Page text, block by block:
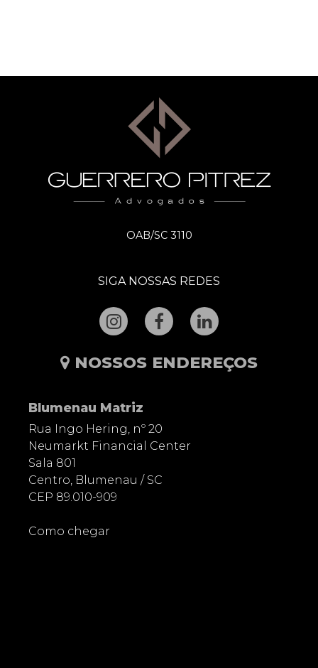
OAB/SC 3110
SIGA NOSSAS REDES
NOSSOS ENDEREÇOS
Blumenau Matriz
Rua Ingo Hering, nº 20
Neumarkt Financial Center
Sala 801
Centro, Blumenau / SC
CEP 89.010-909
Como chegar